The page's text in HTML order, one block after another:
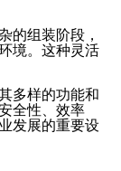
的组装阶段，
境。这种灵活
多样的功能和
全性、效率
发展的重要设